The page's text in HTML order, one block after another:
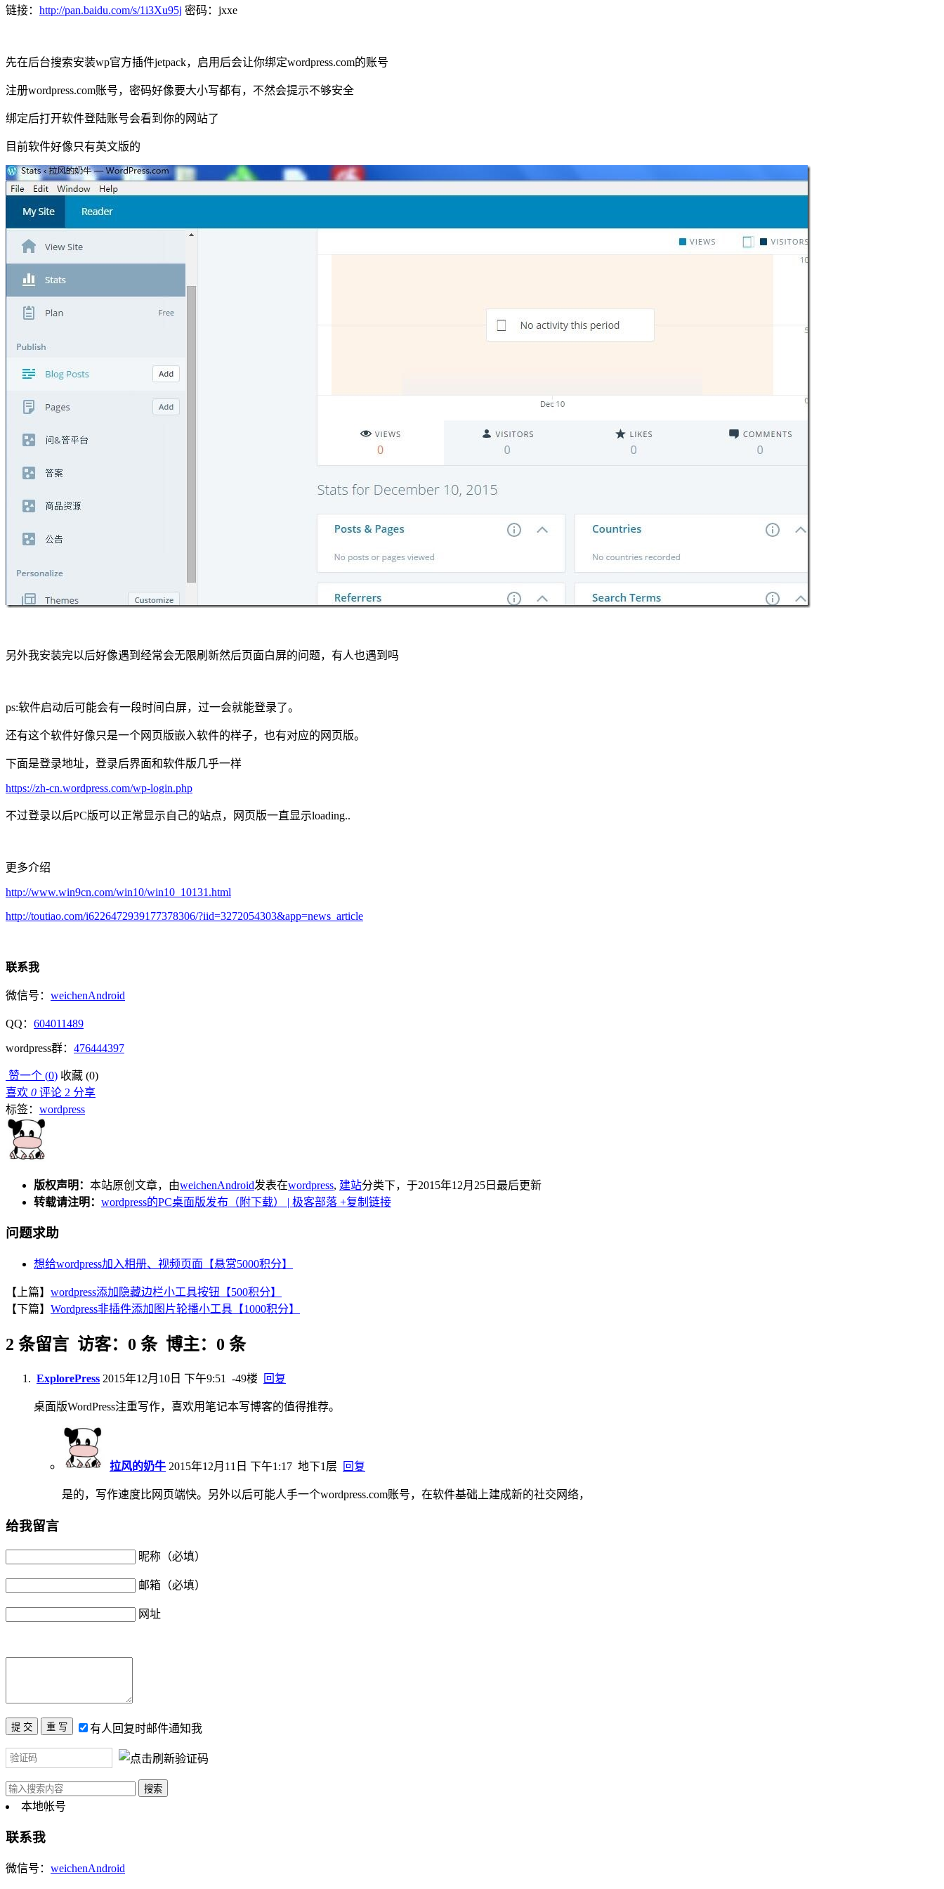
链接： http://pan.baidu.com/s/1i3Xu95j 密码：jxxe
先在后台搜索安装wp官方插件jetpack，启用后会让你绑定wordpress.com的账号
注册wordpress.com账号，密码好像要大小写都有，不然会提示不够安全
绑定后打开软件登陆账号会看到你的网站了
目前软件好像只有英文版的
另外我安装完以后好像遇到经常会无限刷新然后页面白屏的问题，有人也遇到吗
ps:软件启动后可能会有一段时间白屏，过一会就能登录了。
还有这个软件好像只是一个网页版嵌入软件的样子，也有对应的网页版。
下面是登录地址，登录后界面和软件版几乎一样
https://zh-cn.wordpress.com/wp-login.php
不过登录以后PC版可以正常显示自己的站点，网页版一直显示loading..
更多介绍
http://www.win9cn.com/win10/win10_10131.html
http://toutiao.com/i6226472939177378306/?iid=3272054303&app=news_article
联系我
微信号： weichenAndroid
QQ： 604011489
wordpress群： 476444397
赞一个 (0) 收藏 (0)
喜欢 0 评论 2 分享
标签： wordpress
版权声明： 本站原创文章，由weichenAndroid发表在wordpress, 建站分类下，于2015年12月25日最后更新
转载请注明： wordpress的PC桌面版发布（附下载） | 极客部落 +复制链接
问题求助
想给wordpress加入相册、视频页面【悬赏5000积分】
【上篇】 wordpress添加隐藏边栏小工具按钮【500积分】
【下篇】 Wordpress非插件添加图片轮播小工具【1000积分】
2 条留言 访客：0 条 博主：0 条
ExplorePress 2015年12月10日 下午9:51 -49楼 回复
桌面版WordPress注重写作，喜欢用笔记本写博客的值得推荐。
拉风的奶牛 2015年12月11日 下午1:17 地下1层 回复
是的，写作速度比网页端快。另外以后可能人手一个wordpress.com账号，在软件基础上建成新的社交网络，
给我留言
昵称（必填）
邮箱（必填）
网址
有人回复时邮件通知我
本地帐号
联系我
微信号： weichenAndroid